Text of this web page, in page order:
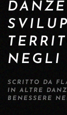
NEGLI
SCRITTO DA
IN ALTRE
BENESSERE